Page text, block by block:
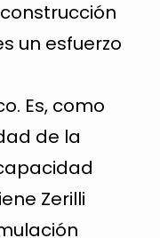
un esfuerzo
Es, como
de la
Zerilli